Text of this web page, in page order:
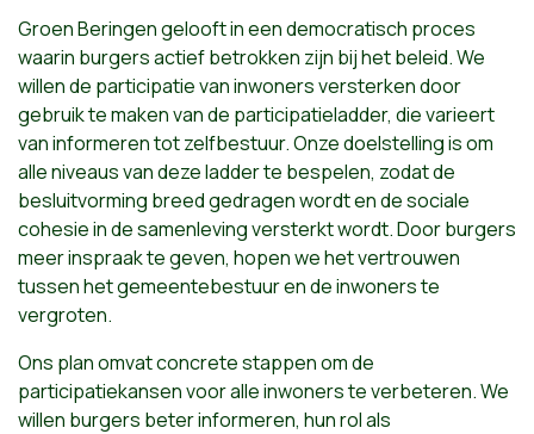
Groen Beringen gelooft in een democratisch proces
waarin burgers actief betrokken zijn bij het beleid. We
willen de participatie van inwoners versterken door
gebruik te maken van de participatieladder, die varieert
van informeren tot zelfbestuur. Onze doelstelling is om
alle niveaus van deze ladder te bespelen, zodat de
besluitvorming breed gedragen wordt en de sociale
cohesie in de samenleving versterkt wordt. Door burgers
meer inspraak te geven, hopen we het vertrouwen
tussen het gemeentebestuur en de inwoners te
vergroten.
Ons plan omvat concrete stappen om de
participatiekansen voor alle inwoners te verbeteren. We
willen burgers beter informeren, hun rol als